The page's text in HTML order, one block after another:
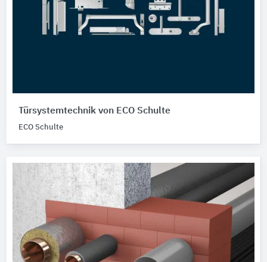
Türsystemtechnik von ECO Schulte
ECO Schulte